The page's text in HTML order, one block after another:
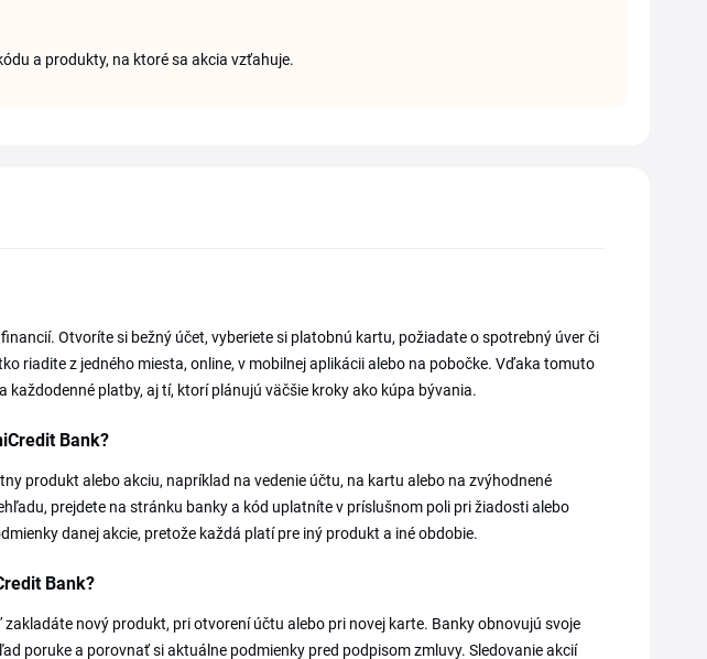
a produkty, na ktoré sa akcia vzťahuje.
Otvoríte si bežný účet, vyberiete si platobnú kartu, požiadate o spotrebný úver či
riadite z jedného miesta, online, v mobilnej aplikácii alebo na pobočke. Vďaka tomuto
platby, aj tí, ktorí plánujú väčšie kroky ako kúpa bývania.
Bank?
produkt alebo akciu, napríklad na vedenie účtu, na kartu alebo na zvýhodnené
prejdete na stránku banky a kód uplatníte v príslušnom poli pri žiadosti alebo
danej akcie, pretože každá platí pre iný produkt a iné obdobie.
Bank?
nový produkt, pri otvorení účtu alebo pri novej karte. Banky obnovujú svoje
poruke a porovnať si aktuálne podmienky pred podpisom zmluvy. Sledovanie akcií